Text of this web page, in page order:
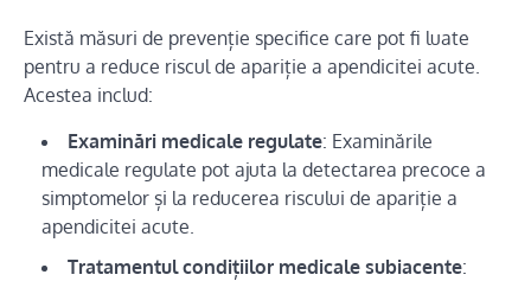
Există măsuri de prevenție specifice care pot fi luate
pentru a reduce riscul de apariție a apendicitei acute.
Acestea includ:
Examinări medicale regulate: Examinările
medicale regulate pot ajuta la detectarea precoce a
simptomelor și la reducerea riscului de apariție a
apendicitei acute.
Tratamentul condițiilor medicale subiacente: